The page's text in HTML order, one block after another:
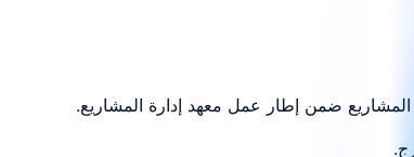
المشاريع ضمن إطار عمل معهد إدارة المشاريع.